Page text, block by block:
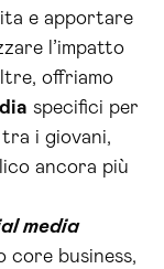
e apportare
l’impatto
offriamo
specifici per
i giovani,
ancora più
media
business,